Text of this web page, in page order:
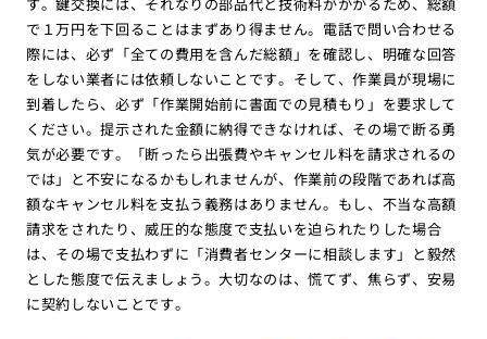
で１万円を下回ることはまずあり得ません。電話で問い合わせる
際には、必ず「全ての費用を含んだ総額」を確認し、明確な回答
をしない業者には依頼しないことです。そして、作業員が現場に
到着したら、必ず「作業開始前に書面での見積もり」を要求して
ください。提示された金額に納得できなければ、その場で断る勇
気が必要です。「断ったら出張費やキャンセル料を請求されるの
では」と不安になるかもしれませんが、作業前の段階であれば高
額なキャンセル料を支払う義務はありません。もし、不当な高額
請求をされたり、威圧的な態度で支払いを迫られたりした場合
は、その場で支払わずに「消費者センターに相談します」と毅然
とした態度で伝えましょう。大切なのは、慌てず、焦らず、安易
に契約しないことです。